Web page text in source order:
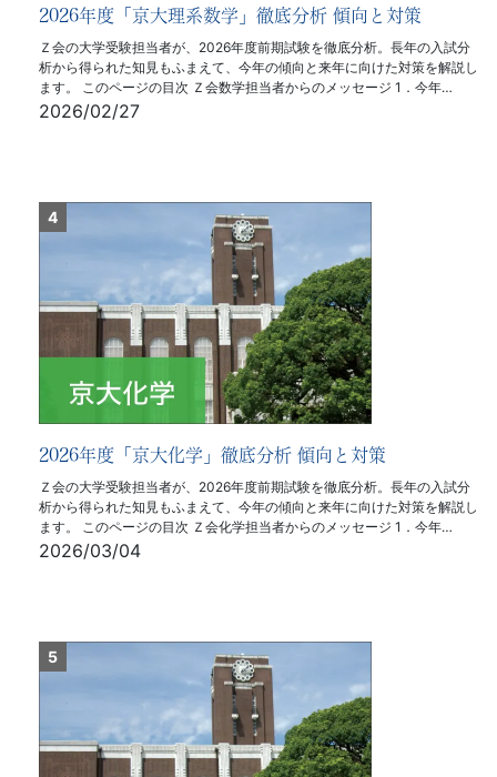
2026年度「京大理系数学」徹底分析 傾向と対策
Ｚ会の大学受験担当者が、2026年度前期試験を徹底分析。長年の入試分
析から得られた知見もふまえて、今年の傾向と来年に向けた対策を解説し
ます。 このページの目次 Ｚ会数学担当者からのメッセージ 1．今年…
2026/02/27
2026年度「京大化学」徹底分析 傾向と対策
Ｚ会の大学受験担当者が、2026年度前期試験を徹底分析。長年の入試分
析から得られた知見もふまえて、今年の傾向と来年に向けた対策を解説し
ます。 このページの目次 Ｚ会化学担当者からのメッセージ 1．今年…
2026/03/04